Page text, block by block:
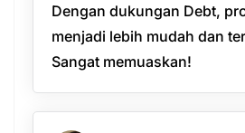
Dengan dukungan Debt,
menjadi lebih mudah dan
Sangat memuaskan!